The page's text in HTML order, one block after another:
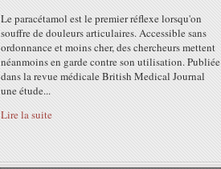
Le paracétamol est le premier réflexe lorsqu'on
souffre de douleurs articulaires. Accessible sans
ordonnance et moins cher, des chercheurs mettent
néanmoins en garde contre son utilisation. Publiée
dans la revue médicale British Medical Journal
une étude...
Lire la suite